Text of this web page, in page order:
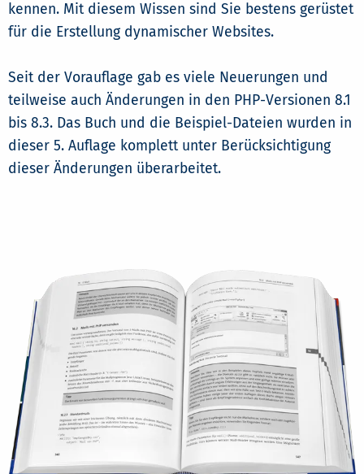
kennen. Mit diesem Wissen sind Sie bestens gerüstet
für die Erstellung dynamischer Websites.
Seit der Vorauflage gab es viele Neuerungen und
teilweise auch Änderungen in den PHP-Versionen 8.1
bis 8.3. Das Buch und die Beispiel-Dateien wurden in
dieser 5. Auflage komplett unter Berücksichtigung
dieser Änderungen überarbeitet.